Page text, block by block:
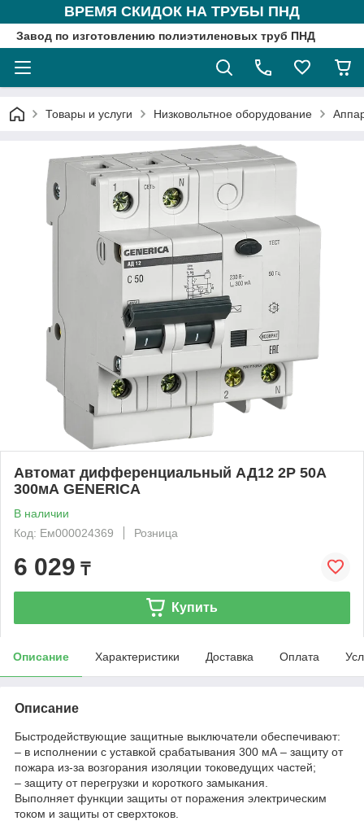
ВРЕМЯ СКИДОК НА ТРУБЫ ПНД
Завод по изготовлению полиэтиленовых труб ПНД
Товары и услуги Низковольтное оборудование
Автомат дифференциальный АД12 2Р 50А
300мА GENERICA
В наличии
Код: Ем000024369
Розница
6 029 ₸
Купить
Описание Характеристики Доставка Оплата
Описание
Быстродействующие защитные выключатели обеспечивают:
– в исполнении с уставкой срабатывания 300 мА – защиту от
пожара из-за возгорания изоляции токоведущих частей;
– защиту от перегрузки и короткого замыкания.
Выполняет функции защиты от поражения электрическим
током и защиты от сверхтоков.